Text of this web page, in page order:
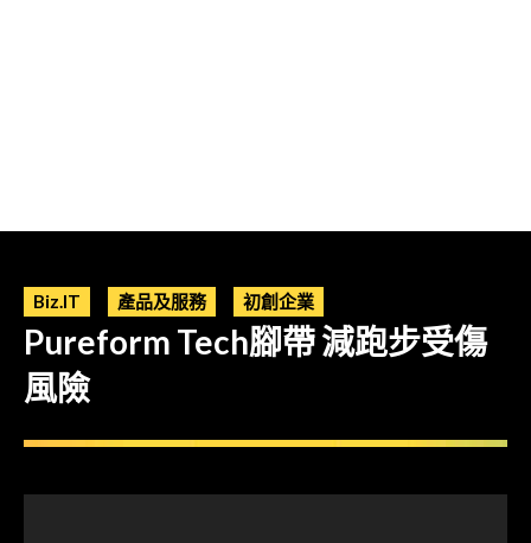
Biz.IT 產品及服務 初創企業
Pureform Tech腳帶 減跑步受傷
風險